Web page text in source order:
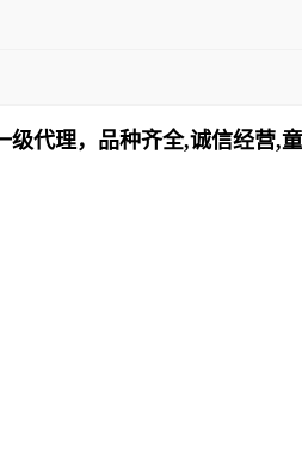
级代理，品种齐全,诚信经营,